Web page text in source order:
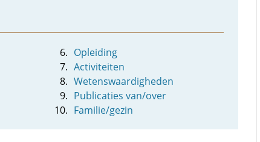
Opleiding
Activiteiten
Wetenswaardigheden
Publicaties van/over
Familie/gezin